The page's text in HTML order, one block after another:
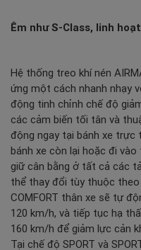
Êm như S-Class, linh
Hệ thống treo khí nén
ứng một cách nhanh nhạy
động tinh chỉnh chế độ
các cảm biến tối tân và
động ngay tại bánh xe
bánh xe còn lại hoặc đi
giữ cân bằng ở tất cả các
thể thay đổi tùy thuộc theo
COMFORT thân xe sẽ tự
120 km/h, và tiếp tục hạ
160 km/h để giảm lực cản
Tại chế độ SPORT và